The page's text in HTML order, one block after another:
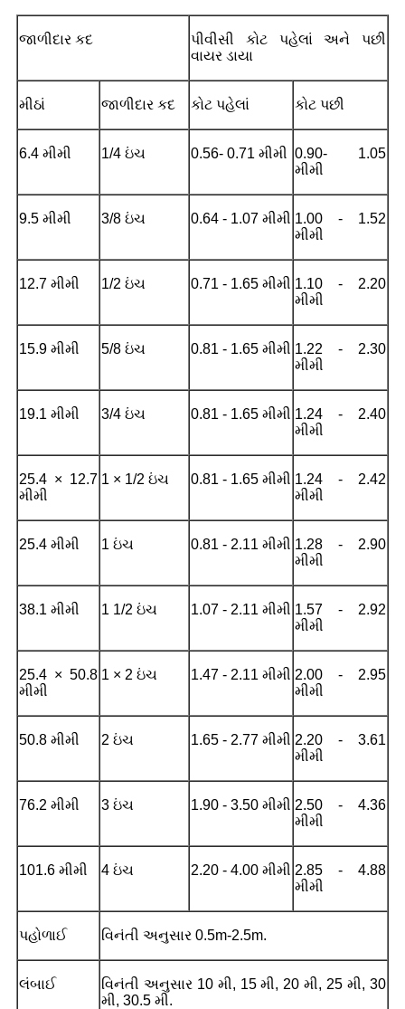
જાળીદાર કદ
પીવીસી કોટ પહેલાં અને પછી
વાયર ડાયા
મીઠાં જાળીદાર કદ કોટ પહેલાં કોટ પછી
6.4 મીમી 1/4 ઇંચ 0.56- 0.71 મીમી 0.90- 1.05
મીમી
9.5 મીમી 3/8 ઇંચ 0.64 - 1.07 મીમી 1.00 - 1.52
મીમી
12.7 મીમી 1/2 ઇંચ 0.71 - 1.65 મીમી 1.10 - 2.20
મીમી
15.9 મીમી 5/8 ઇંચ 0.81 - 1.65 મીમી 1.22 - 2.30
મીમી
19.1 મીમી 3/4 ઇંચ 0.81 - 1.65 મીમી 1.24 - 2.40
મીમી
25.4 × 12.7
મીમી
1 × 1/2 ઇંચ 0.81 - 1.65 મીમી 1.24 - 2.42
મીમી
25.4 મીમી 1 ઇંચ 0.81 - 2.11 મીમી 1.28 - 2.90
મીમી
38.1 મીમી 1 1/2 ઇંચ 1.07 - 2.11 મીમી 1.57 - 2.92
મીમી
25.4 × 50.8
મીમી
1 × 2 ઇંચ 1.47 - 2.11 મીમી 2.00 - 2.95
મીમી
50.8 મીમી 2 ઇંચ 1.65 - 2.77 મીમી 2.20 - 3.61
મીમી
76.2 મીમી 3 ઇંચ 1.90 - 3.50 મીમી 2.50 - 4.36
મીમી
101.6 મીમી 4 ઇંચ 2.20 - 4.00 મીમી 2.85 - 4.88
મીમી
પહોળાઈ વિનંતી અનુસાર 0.5m-2.5m.
લંબાઈ
વિનંતી અનુસાર 10 મી, 15 મી, 20 મી, 25 મી, 30
મી, 30.5 મી.